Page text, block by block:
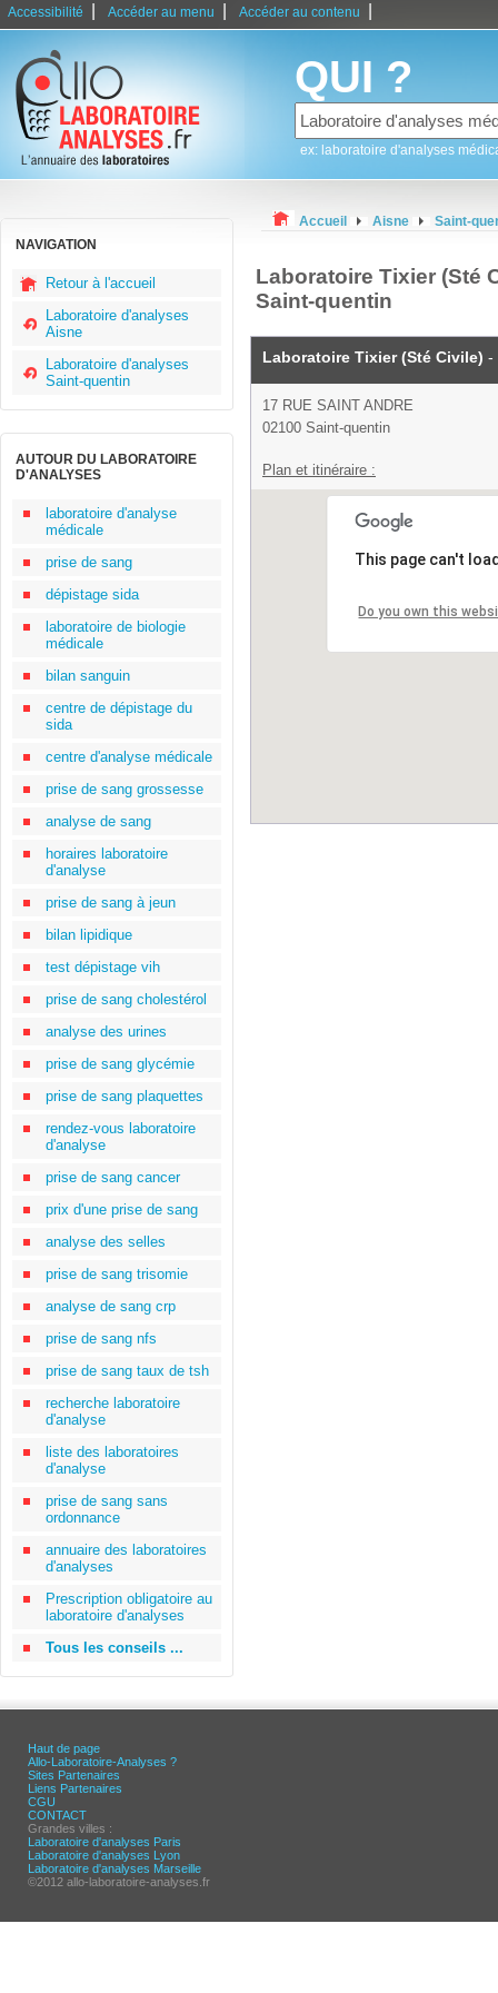
Accessibilité Accéder au menu Accéder au contenu
QUI ?
ex: laboratoire d'analyses
NAVIGATION
Retour à l'accueil
Laboratoire d'analyses
Aisne
Laboratoire d'analyses
Saint-quentin
AUTOUR DU LABORATOIRE
D'ANALYSES
laboratoire d'analyse
médicale
prise de sang
dépistage sida
laboratoire de biologie
médicale
bilan sanguin
centre de dépistage du
sida
centre d'analyse médicale
prise de sang grossesse
analyse de sang
horaires laboratoire
d'analyse
prise de sang à jeun
bilan lipidique
test dépistage vih
prise de sang cholestérol
analyse des urines
prise de sang glycémie
prise de sang plaquettes
rendez-vous laboratoire
d'analyse
prise de sang cancer
prix d'une prise de sang
analyse des selles
prise de sang trisomie
analyse de sang crp
prise de sang nfs
prise de sang taux de tsh
recherche laboratoire
d'analyse
liste des laboratoires
d'analyse
prise de sang sans
ordonnance
annuaire des laboratoires
d'analyses
Prescription obligatoire au
laboratoire d'analyses
Tous les conseils ...
Accueil Aisne Saint-
Laboratoire Tixier (Sté
Saint-quentin
Laboratoire Tixier (Sté Civile) -
17 RUE SAINT ANDRE
02100 Saint-quentin
Plan et itinéraire :
This page can't
Do you own this
Haut de page
Allo-Laboratoire-Analyses ?
Sites Partenaires
Liens Partenaires
CGU
CONTACT
Grandes villes :
Laboratoire d'analyses Paris
Laboratoire d'analyses Lyon
Laboratoire d'analyses Marseille
©2012 allo-laboratoire-analyses.fr